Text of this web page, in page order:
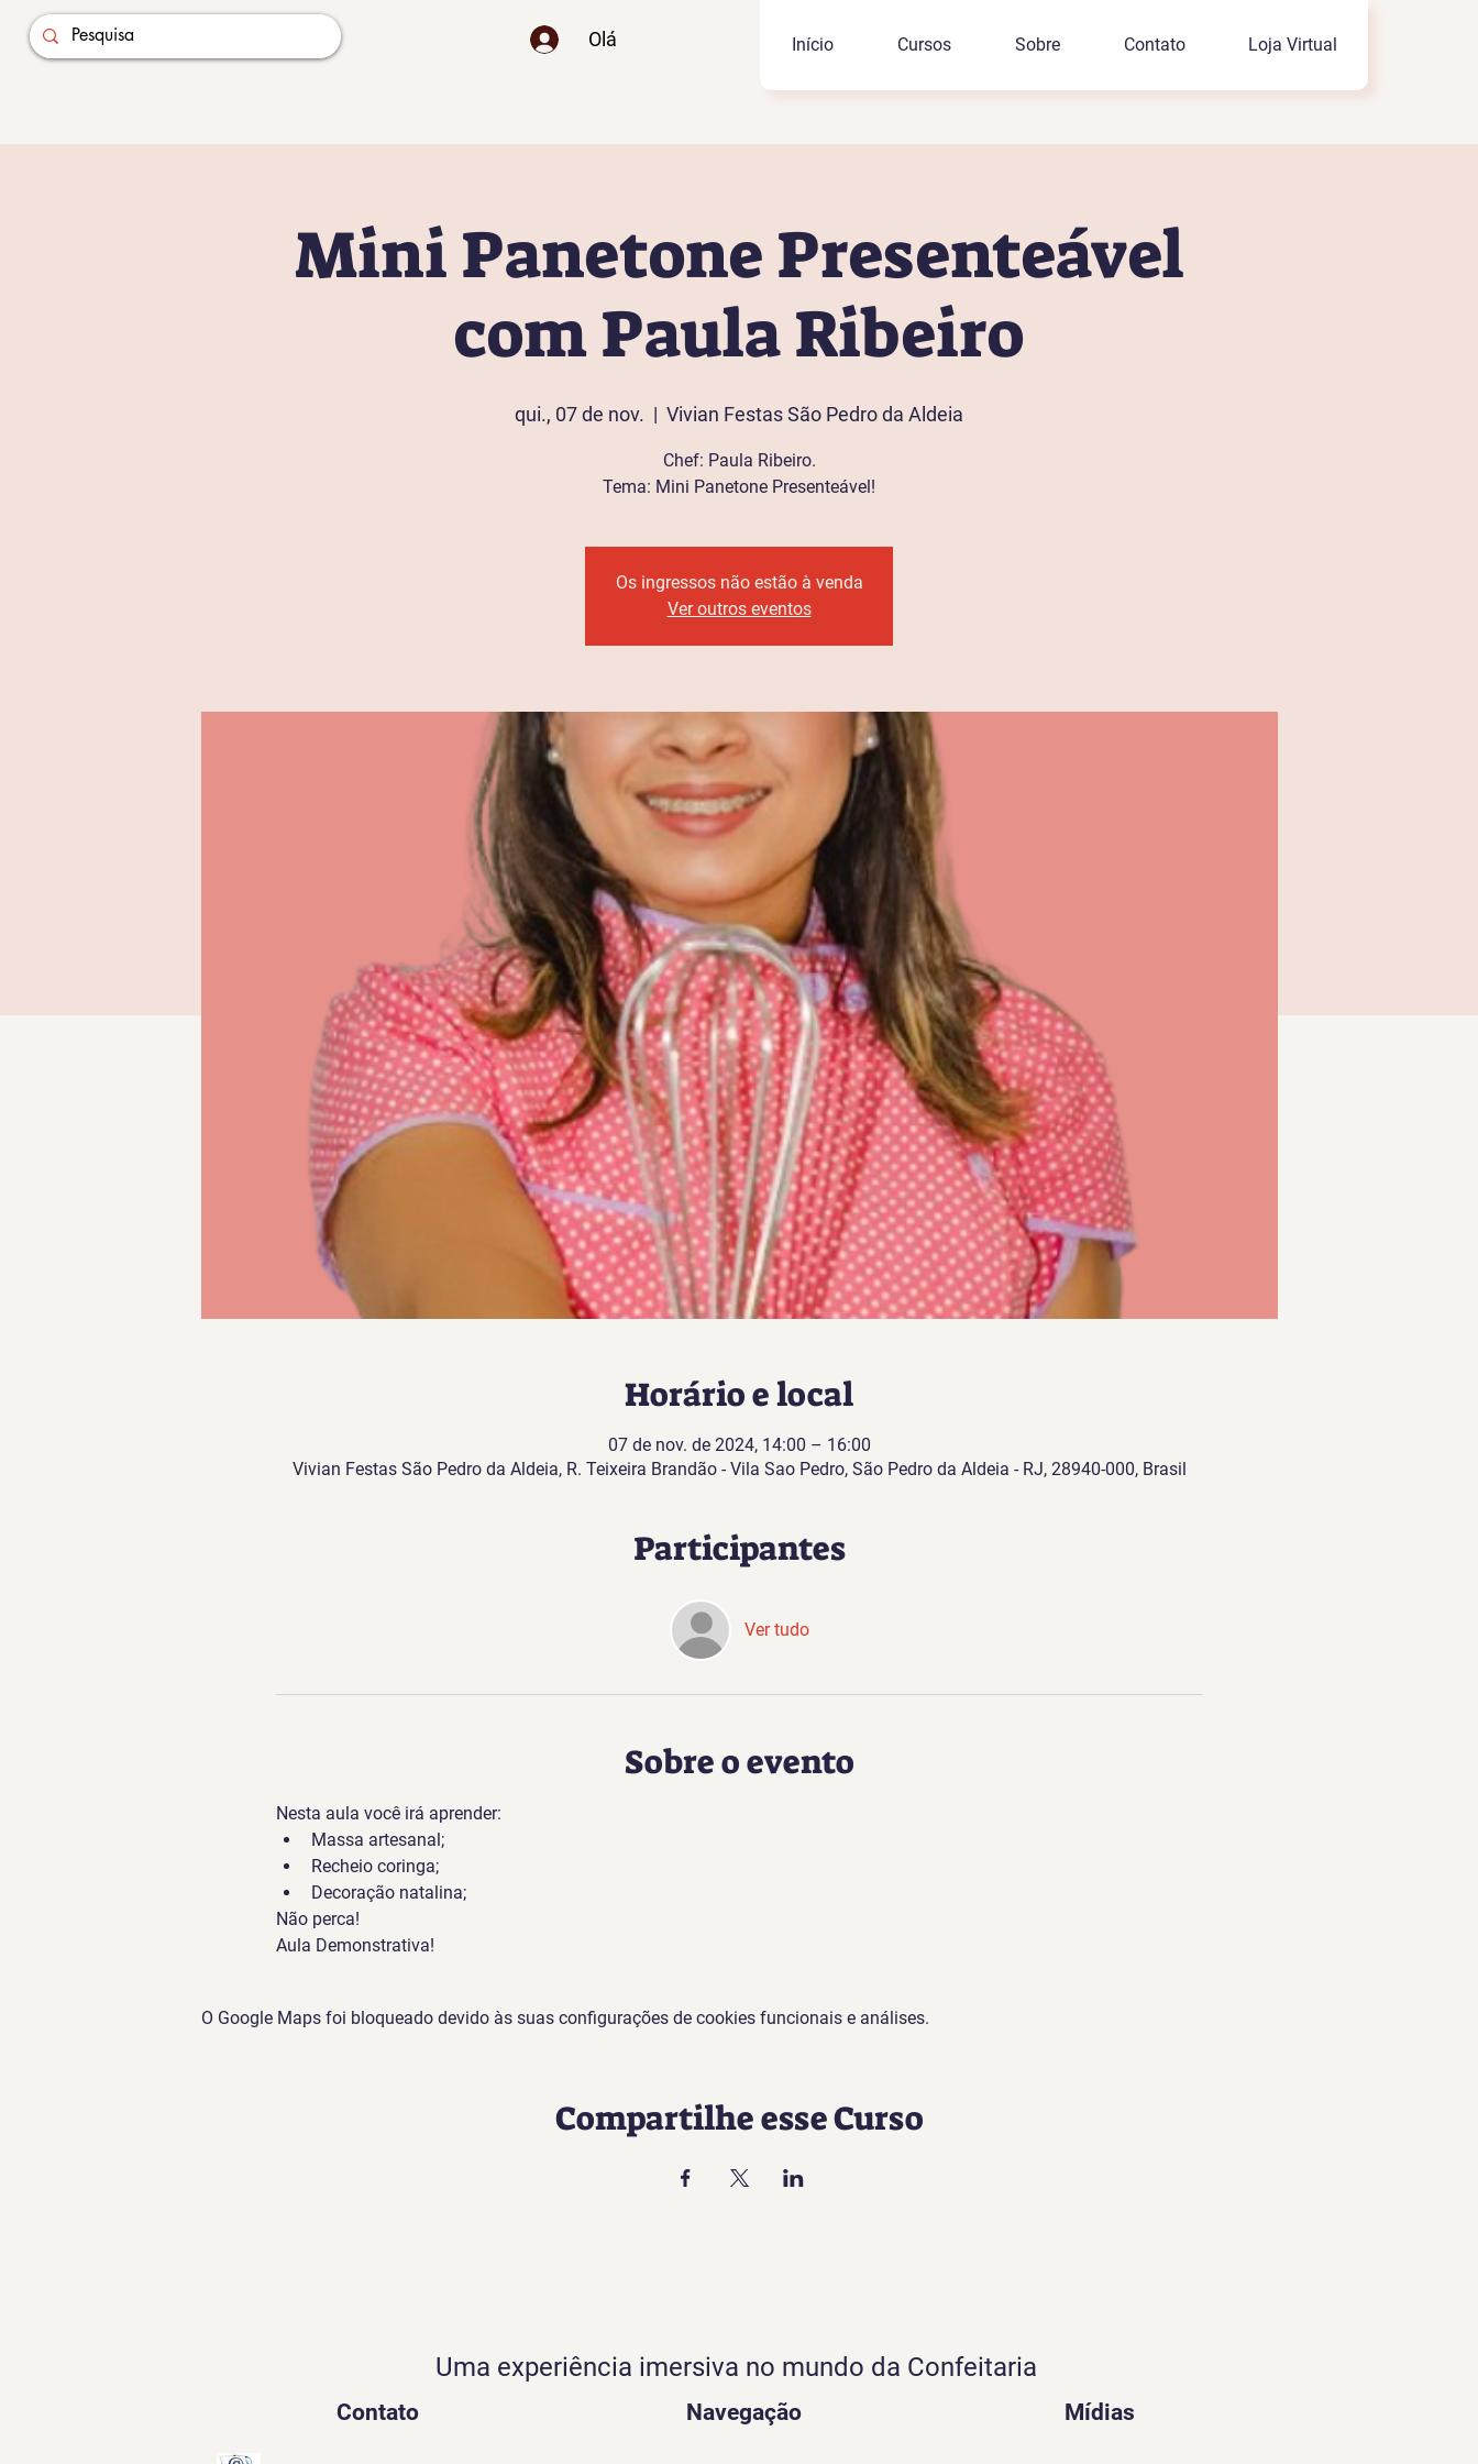
Olá Início Cursos Sobre Contato Loja Virtual
Mini Panetone Presenteável
com Paula Ribeiro
qui., 07 de nov.
  |
Vivian Festas São Pedro da Aldeia
Chef: Paula Ribeiro.
Tema: Mini Panetone Presenteável!
Os ingressos não estão à venda
Ver outros eventos
Horário e local
07 de nov. de 2024, 14:00 – 16:00
Vivian Festas São Pedro da Aldeia, R. Teixeira Brandão - Vila Sao Pedro, São Pedro da Aldeia - RJ, 28940-000, Brasil
Participantes
Ver tudo
Sobre o evento
Nesta aula você irá aprender:
Massa artesanal;
Recheio coringa;
Decoração natalina;
Não perca!
Aula Demonstrativa!
O Google Maps foi bloqueado devido às suas configurações de cookies funcionais e análises.
Compartilhe esse Curso
Uma experiência imersiva no mundo da Confeitaria
Contato Navegação Mídias